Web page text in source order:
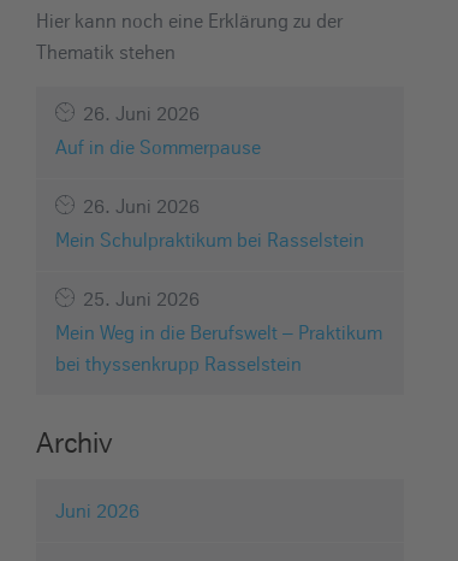
Hier kann noch eine Erklärung zu der
Thematik stehen
26. Juni 2026
Auf in die Sommerpause
26. Juni 2026
Mein Schulpraktikum bei Rasselstein
25. Juni 2026
Mein Weg in die Berufswelt – Praktikum
bei thyssenkrupp Rasselstein
Archiv
Juni 2026